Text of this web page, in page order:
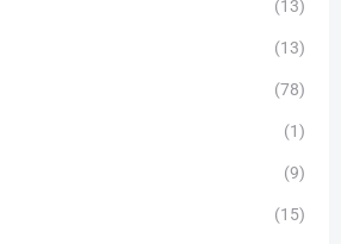
(13)
(13)
(78)
(1)
(9)
(15)